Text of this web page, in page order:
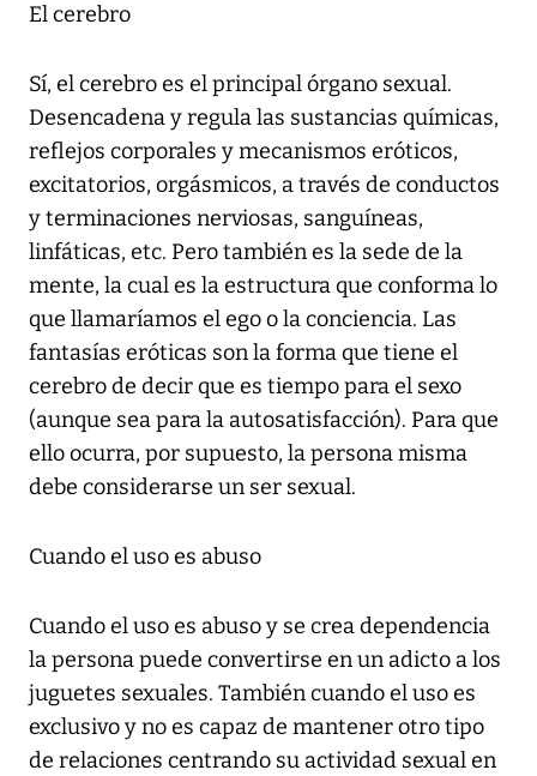
El cerebro
Sí, el cerebro es el principal órgano sexual.
Desencadena y regula las sustancias químicas,
reflejos corporales y mecanismos eróticos,
excitatorios, orgásmicos, a través de conductos
y terminaciones nerviosas, sanguíneas,
linfáticas, etc. Pero también es la sede de la
mente, la cual es la estructura que conforma lo
que llamaríamos el ego o la conciencia. Las
fantasías eróticas son la forma que tiene el
cerebro de decir que es tiempo para el sexo
(aunque sea para la autosatisfacción). Para que
ello ocurra, por supuesto, la persona misma
debe considerarse un ser sexual.
Cuando el uso es abuso
Cuando el uso es abuso y se crea dependencia
la persona puede convertirse en un adicto a los
juguetes sexuales. También cuando el uso es
exclusivo y no es capaz de mantener otro tipo
de relaciones centrando su actividad sexual en